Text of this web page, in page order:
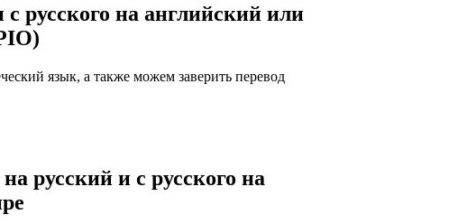
с русского на английский или
язык, а также можем заверить перевод
русский и с русского на